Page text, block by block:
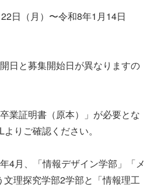
日（月）〜令和8年1月14日
日と募集開始日が異なりますの
業証明書（原本）」が必要とな
りご確認ください。
4月、「情報デザイン学部」「メ
理探究学部2学部と「情報理工